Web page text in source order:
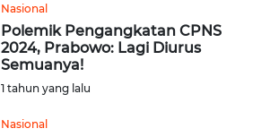
Nasional
Polemik Pengangkatan CPNS
2024, Prabowo: Lagi Diurus
Semuanya!
1 tahun yang lalu
Nasional